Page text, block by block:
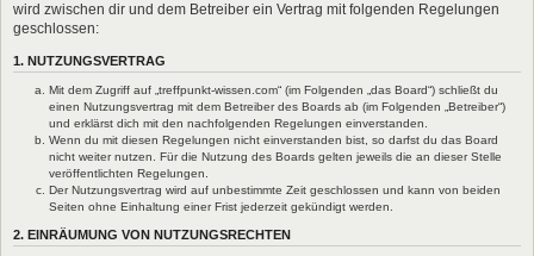
wird zwischen dir und dem Betreiber ein Vertrag mit folgenden Regelungen
geschlossen:
1. NUTZUNGSVERTRAG
Mit dem Zugriff auf „treffpunkt-wissen.com“ (im Folgenden „das Board“) schließt du
einen Nutzungsvertrag mit dem Betreiber des Boards ab (im Folgenden „Betreiber“)
und erklärst dich mit den nachfolgenden Regelungen einverstanden.
Wenn du mit diesen Regelungen nicht einverstanden bist, so darfst du das Board
nicht weiter nutzen. Für die Nutzung des Boards gelten jeweils die an dieser Stelle
veröffentlichten Regelungen.
Der Nutzungsvertrag wird auf unbestimmte Zeit geschlossen und kann von beiden
Seiten ohne Einhaltung einer Frist jederzeit gekündigt werden.
2. EINRÄUMUNG VON NUTZUNGSRECHTEN